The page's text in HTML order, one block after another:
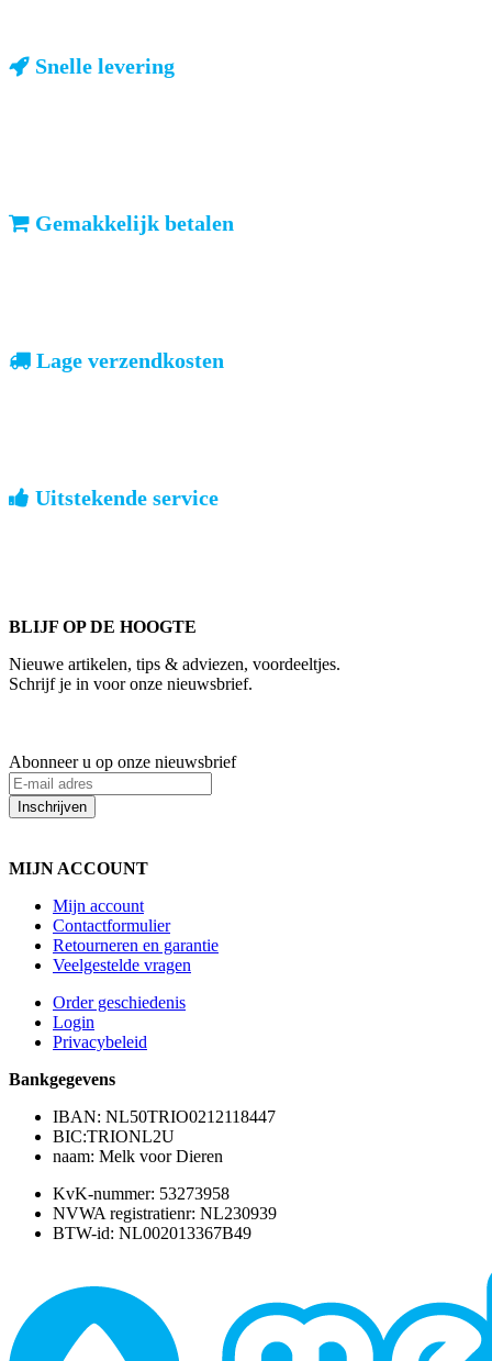
Snelle levering
Gemakkelijk betalen
Lage verzendkosten
Uitstekende service
BLIJF OP DE HOOGTE
Nieuwe artikelen, tips & adviezen, voordeeltjes.
Schrijf je in voor onze nieuwsbrief.
Abonneer u op onze nieuwsbrief
Inschrijven
MIJN ACCOUNT
Mijn account
Contactformulier
Retourneren en garantie
Veelgestelde vragen
Order geschiedenis
Login
Privacybeleid
Bankgegevens
IBAN: NL50TRIO0212118447
BIC:TRIONL2U
naam: Melk voor Dieren
KvK-nummer: 53273958
NVWA registratienr: NL230939
BTW-id: NL002013367B49